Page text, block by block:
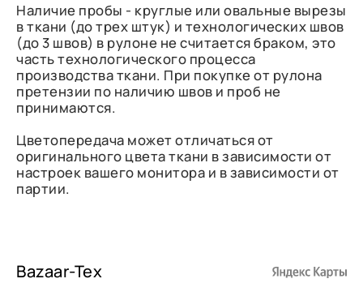
Наличие пробы - круглые или овальные вырезы
в ткани (до трех штук) и технологических швов
(до 3 швов) в рулоне не считается браком, это
часть технологического процесса
производства ткани. При покупке от рулона
претензии по наличию швов и проб не
принимаются.
Цветопередача может отличаться от
оригинального цвета ткани в зависимости от
настроек вашего монитора и в зависимости от
партии.
Bazaar-Tex